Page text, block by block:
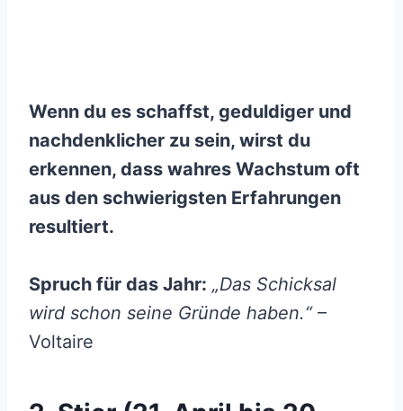
Wenn du es schaffst, geduldiger und
nachdenklicher zu sein, wirst du
erkennen, dass wahres Wachstum oft
aus den schwierigsten Erfahrungen
resultiert.
Spruch für das Jahr: „Das Schicksal
wird schon seine Gründe haben.“–
Voltaire